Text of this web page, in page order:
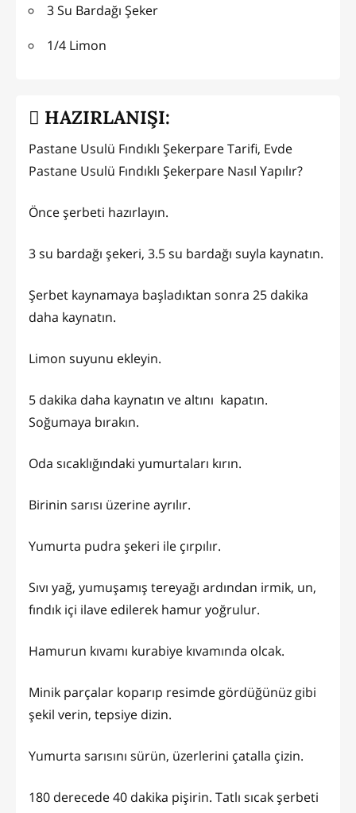
3 Su Bardağı Şeker
1/4 Limon
HAZIRLANIŞI:
Pastane Usulü Fındıklı Şekerpare Tarifi, Evde
Pastane Usulü Fındıklı Şekerpare Nasıl Yapılır?
Önce şerbeti hazırlayın.
3 su bardağı şekeri, 3.5 su bardağı suyla kaynatın.
Şerbet kaynamaya başladıktan sonra 25 dakika
daha kaynatın.
Limon suyunu ekleyin.
5 dakika daha kaynatın ve altını kapatın.
Soğumaya bırakın.
Oda sıcaklığındaki yumurtaları kırın.
Birinin sarısı üzerine ayrılır.
Yumurta pudra şekeri ile çırpılır.
Sıvı yağ, yumuşamış tereyağı ardından irmik, un,
fındık içi ilave edilerek hamur yoğrulur.
Hamurun kıvamı kurabiye kıvamında olcak.
Minik parçalar koparıp resimde gördüğünüz gibi
şekil verin, tepsiye dizin.
Yumurta sarısını sürün, üzerlerini çatalla çizin.
180 derecede 40 dakika pişirin. Tatlı sıcak şerbeti